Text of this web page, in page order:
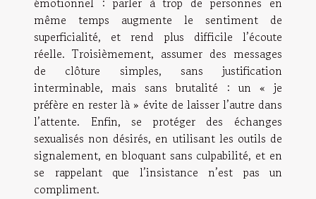
même temps augmente le sentiment de
superficialité, et rend plus difficile l’écoute
réelle. Troisièmement, assumer des messages
de clôture simples, sans justification
interminable, mais sans brutalité : un « je
préfère en rester là » évite de laisser l’autre dans
l’attente. Enfin, se protéger des échanges
sexualisés non désirés, en utilisant les outils de
signalement, en bloquant sans culpabilité, et en
se rappelant que l’insistance n’est pas un
compliment.